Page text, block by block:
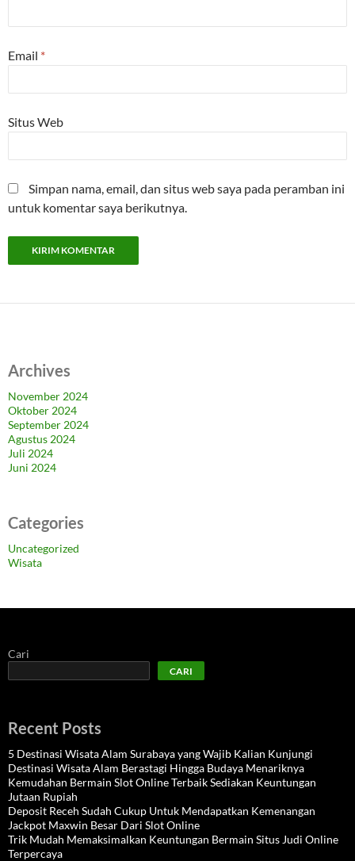
Email *
Situs Web
Simpan nama, email, dan situs web saya pada peramban ini
untuk komentar saya berikutnya.
Archives
November 2024
Oktober 2024
September 2024
Agustus 2024
Juli 2024
Juni 2024
Categories
Uncategorized
Wisata
Cari
CARI
Recent Posts
5 Destinasi Wisata Alam Surabaya yang Wajib Kalian Kunjungi
Destinasi Wisata Alam Berastagi Hingga Budaya Menariknya
Kemudahan Bermain Slot Online Terbaik Sediakan Keuntungan
Jutaan Rupiah
Deposit Receh Sudah Cukup Untuk Mendapatkan Kemenangan
Jackpot Maxwin Besar Dari Slot Online
Trik Mudah Memaksimalkan Keuntungan Bermain Situs Judi Online
Terpercaya